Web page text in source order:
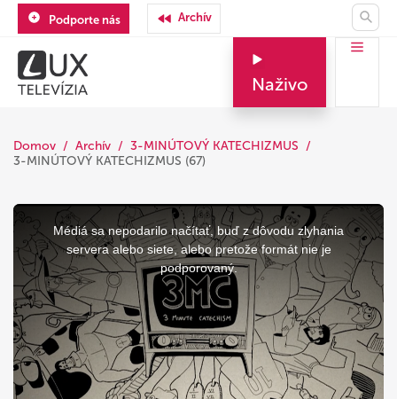
Podporte nás Archív
Naživo
Domov Archív
3-MINÚTOVÝ KATECHIZMUS
3-MINÚTOVÝ KATECHIZMUS (67)
This
a
modal
window.
Médiá sa nepodarilo načítať, buď z dôvodu zlyhania
servera alebo siete, alebo pretože formát nie je
podporovaný.